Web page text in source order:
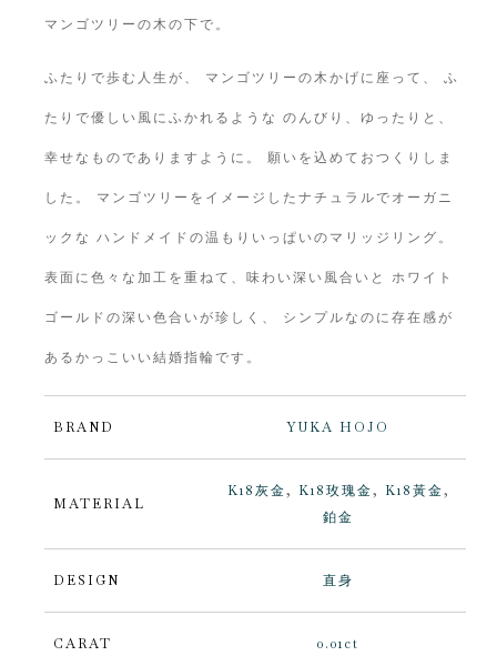
マンゴツリーの木の下で。
ふたりで歩む人生が、 マンゴツリーの木かげに座って、 ふ
たりで優しい風にふかれるような のんびり、ゆったりと、
幸せなものでありますように。 願いを込めておつくりしま
した。 マンゴツリーをイメージしたナチュラルでオーガニ
ックな ハンドメイドの温もりいっぱいのマリッジリング。
表面に色々な加工を重ねて、味わい深い風合いと ホワイト
ゴールドの深い色合いが珍しく、 シンプルなのに存在感が
あるかっこいい結婚指輪です。
BRAND YUKA HOJO
MATERIAL
K18灰金, K18玫瑰金, K18黃金,
鉑金
DESIGN 直身
CARAT 0.01ct